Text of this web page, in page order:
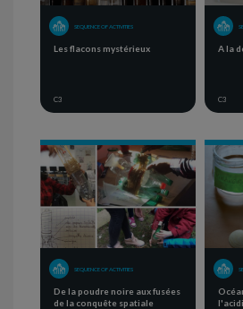
SEQUENCE OF ACTIVITIES
Les flacons mystérieux
C3
A la
C3
SEQUENCE OF ACTIVITIES
De la poudre noire aux fusées
de la conquête spatiale